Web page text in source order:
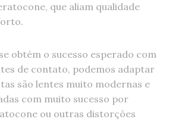
que aliam qualidade
obtém o sucesso esperado com
de contato, podemos adaptar
são lentes muito modernas e
com muito sucesso por
ou outras distorções